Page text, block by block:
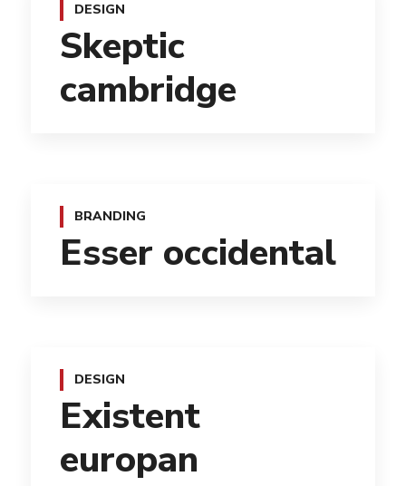
DESIGN
Skeptic
cambridge
BRANDING
Esser occidental
DESIGN
Existent
europan